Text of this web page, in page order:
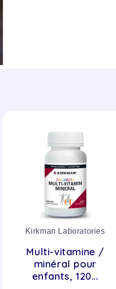
Kirkman Laboratories
Multi-vitamine /
minéral pour
enfants, 120...